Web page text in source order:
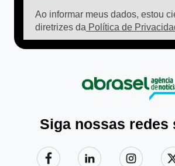
Ao informar meus dados, estou
diretrizes da Política de
Siga nossas redes